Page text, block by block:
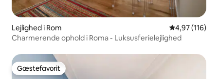
Lejlighed i Rom 4,97 ud af 5 i
4,97 (116)
Charmerende ophold i Roma - Luksusferielejlighed
Gæstefavorit
Gæstefavorit